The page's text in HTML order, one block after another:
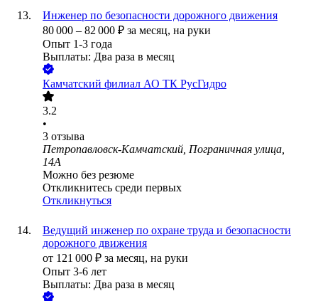
Инженер по безопасности дорожного движения
80 000 – 82 000 ₽ за месяц, на руки
Опыт 1-3 года
Выплаты: Два раза в месяц
Камчатский филиал АО ТК РусГидро
3.2
•
3 отзыва
Петропавловск-Камчатский, Пограничная улица,
14А
Можно без резюме
Откликнитесь среди первых
Откликнуться
Ведущий инженер по охране труда и безопасности
дорожного движения
от 121 000 ₽ за месяц, на руки
Опыт 3-6 лет
Выплаты: Два раза в месяц